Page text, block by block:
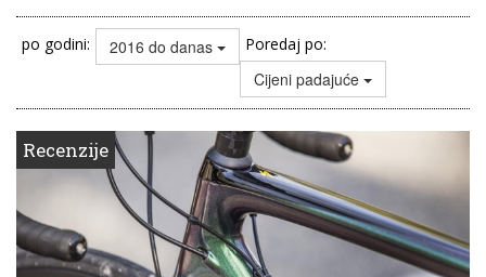
po godini: 2016 do danas Poredaj po:
Cijeni padajuće
Recenzije